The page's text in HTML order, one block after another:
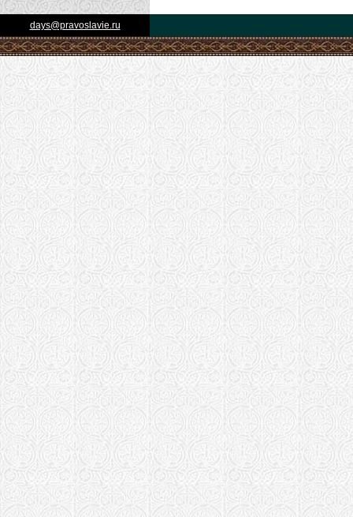
days@pravoslavie.ru